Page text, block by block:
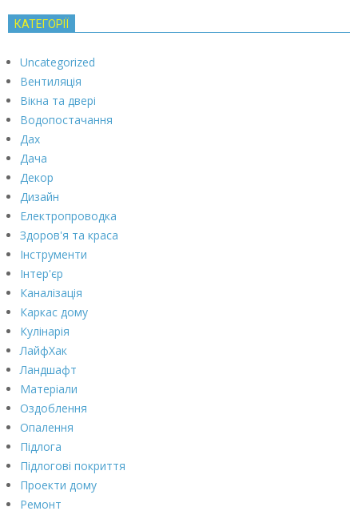
КАТЕГОРІЇ
Uncategorized
Вентиляція
Вікна та двері
Водопостачання
Дах
Дача
Декор
Дизайн
Електропроводка
Здоров'я та краса
Інструменти
Інтер'єр
Каналізація
Каркас дому
Кулінарія
ЛайфХак
Ландшафт
Матеріали
Оздоблення
Опалення
Підлога
Підлогові покриття
Проекти дому
Ремонт